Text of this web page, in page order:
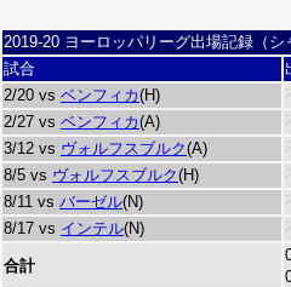
2019-20 ヨーロッパリーグ出場記録（シ
試合
2/20 vs ベンフィカ(H)
2/27 vs ベンフィカ(A)
3/12 vs ヴォルフスブルク(A)
8/5 vs ヴォルフスブルク(H)
8/11 vs バーゼル(N)
8/17 vs インテル(N)
合計